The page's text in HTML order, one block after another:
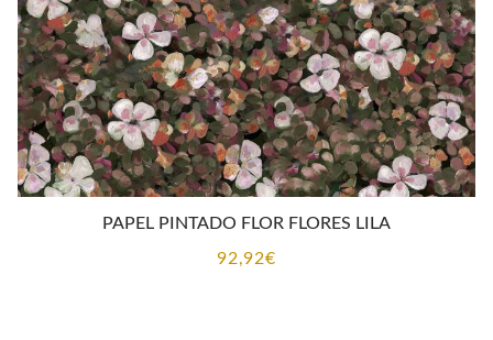
PAPEL PINTADO FLOR FLORES LILA
92,92€